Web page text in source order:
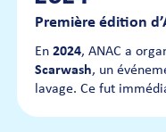
Première édition
En 2024, ANAC a
Scarwash, un
lavage. Ce fut